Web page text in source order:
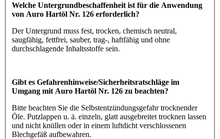
Welche Untergrundbeschaffenheit ist für die Anwendung
von Auro Hartöl Nr. 126 erforderlich?
Der Untergrund muss fest, trocken, chemisch neutral,
saugfähig, fettfrei, sauber, trag-, haftfähig und ohne
durchschlagende Inhaltsstoffe sein.
Gibt es Gefahrenhinweise/Sicherheitsratschläge im
Umgang mit Auro Hartöl Nr. 126 zu beachten?
Bitte beachten Sie die Selbstentzündungsgefahr trocknender
Öle. Putzlappen u. ä. einzeln, glatt ausgebreitet trocknen lassen
und nicht knüllen oder in einem luftdicht verschlossenen
Blechgefäß aufbewahren.